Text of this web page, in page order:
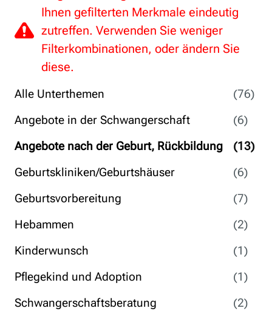
Alle Unterthemen
(76)
Angebote in der Schwangerschaft
(6)
Angebote nach der Geburt, Rückbildung
(13)
Geburtskliniken/Geburtshäuser
(6)
Geburtsvorbereitung
(7)
Hebammen
(2)
Kinderwunsch
(1)
Pflegekind und Adoption
(1)
Schwangerschaftsberatung
(2)
Ihnen gefilterten Merkmale eindeutig
zutreffen. Verwenden Sie weniger
Filterkombinationen, oder ändern Sie
diese.